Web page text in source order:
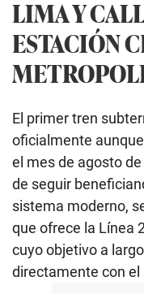
LIMA Y
ESTACIÓN
El primer tren
oficialmente
el mes de agosto
de seguir
sistema moderno,
que ofrece la Línea
cuyo objetivo a
directamente con